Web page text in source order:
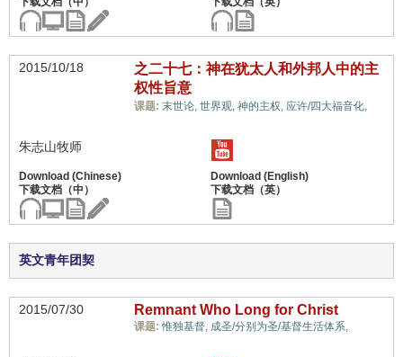
2015/10/18
之二十七：神在犹太人和外邦人中的主
权性旨意
课题: 末世论, 世界观, 神的主权, 应许/四大福音化,
朱志山牧师
英文青年团契
2015/07/30 Remnant Who Long for Christ
课题:惟独基督, 成圣/分别为圣/基督生活体系,